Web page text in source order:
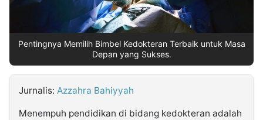
Pentingnya Memilih Bimbel Kedokteran Terbaik untuk Masa
Depan yang Sukses.
Jurnalis: Azzahra Bahiyyah
Menempuh pendidikan di bidang kedokteran adalah